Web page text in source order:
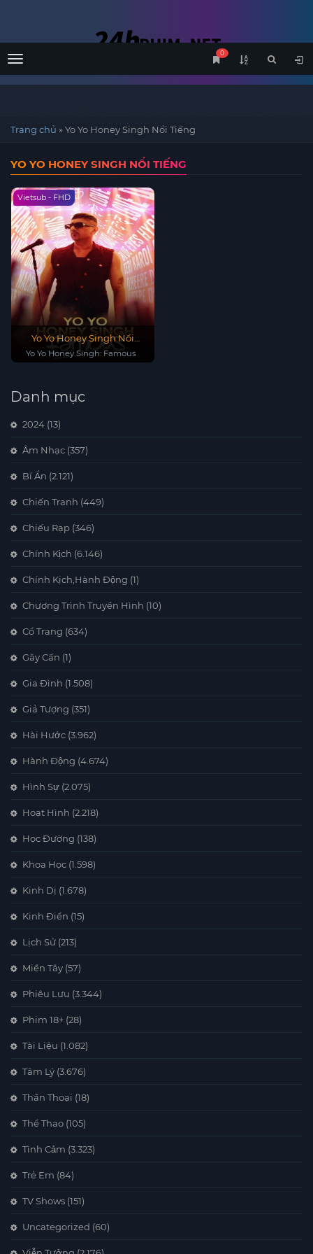
Menu
0
Trang chủ »Yo Yo Honey Singh Nổi Tiếng
YO YO HONEY SINGH NỔI TIẾNG
Vietsub - FHD
Yo Yo Honey Singh Nổi
Tiếng
Yo Yo Honey Singh: Famous
Danh mục
2024 (13)
Âm Nhạc (357)
Bí Ẩn (2.121)
Chiến Tranh (449)
Chiếu Rạp (346)
Chính Kịch (6.146)
Chính Kịch,Hành Động (1)
Chương Trình Truyền Hình (10)
Cổ Trang (634)
Gây Cấn (1)
Gia Đình (1.508)
Giả Tượng (351)
Hài Hước (3.962)
Hành Động (4.674)
Hình Sự (2.075)
Hoạt Hình (2.218)
Học Đường (138)
Khoa Học (1.598)
Kinh Dị (1.678)
Kinh Điển (15)
Lịch Sử (213)
Miền Tây (57)
Phiêu Lưu (3.344)
Phim 18+ (28)
Tài Liệu (1.082)
Tâm Lý (3.676)
Thần Thoại (18)
Thể Thao (105)
Tình Cảm (3.323)
Trẻ Em (84)
TV Shows (151)
Uncategorized (60)